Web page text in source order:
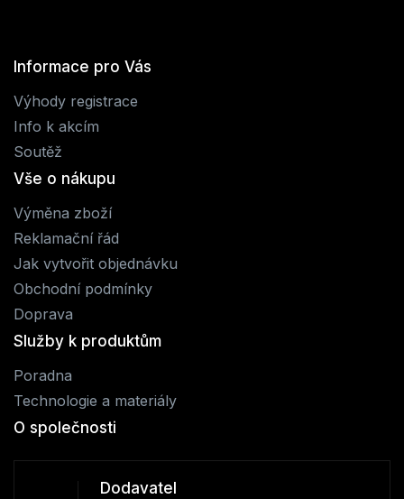
Informace pro Vás
Výhody registrace
Info k akcím
Soutěž
Vše o nákupu
Výměna zboží
Reklamační řád
Jak vytvořit objednávku
Obchodní podmínky
Doprava
Služby k produktům
Poradna
Technologie a materiály
O společnosti
Dodavatel